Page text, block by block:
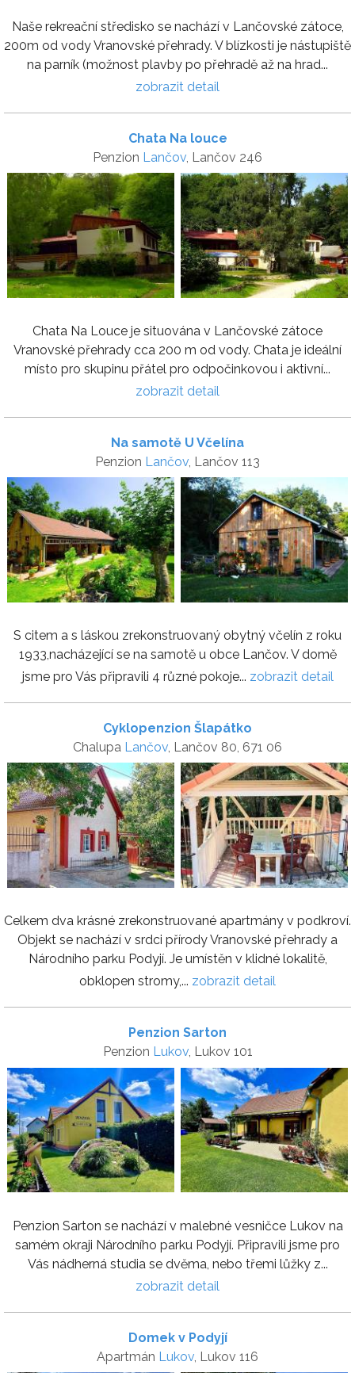
Naše rekreační středisko se nachází v Lančovské zátoce,
200m od vody Vranovské přehrady. V blízkosti je nástupiště
na parník (možnost plavby po přehradě až na hrad...
zobrazit detail
Chata Na louce
Penzion Lančov, Lančov 246
Chata Na Louce je situována v Lančovské zátoce
Vranovské přehrady cca 200 m od vody. Chata je ideální
místo pro skupinu přátel pro odpočinkovou i aktivní...
zobrazit detail
Na samotě U Včelína
Penzion Lančov, Lančov 113
S citem a s láskou zrekonstruovaný obytný včelín z roku
1933,nacházející se na samotě u obce Lančov. V domě
jsme pro Vás připravili 4 různé pokoje... zobrazit detail
Cyklopenzion Šlapátko
Chalupa Lančov, Lančov 80, 671 06
Celkem dva krásné zrekonstruované apartmány v podkroví.
Objekt se nachází v srdci přírody Vranovské přehrady a
Národního parku Podyjí. Je umístěn v klidné lokalitě,
obklopen stromy,... zobrazit detail
Penzion Sarton
Penzion Lukov, Lukov 101
Penzion Sarton se nachází v malebné vesničce Lukov na
samém okraji Národního parku Podyjí. Připravili jsme pro
Vás nádherná studia se dvěma, nebo třemi lůžky z...
zobrazit detail
Domek v Podyjí
Apartmán Lukov , Lukov 116